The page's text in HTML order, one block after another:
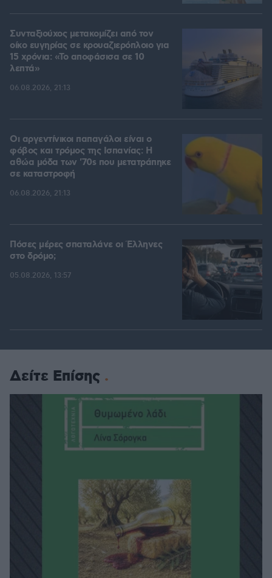
Συνταξιούχος μετακομίζει από τον
οίκο ευγηρίας σε κρουαζιερόπλοιο για
15 χρόνια: «Το αποφάσισα σε 10
λεπτά»
06.08.2026, 21:13
Οι αργεντίνικοι παπαγάλοι είναι ο
φόβος και τρόμος της Ισπανίας: Η
αθώα μόδα των '70s που μετατράπηκε
σε καταστροφή
06.08.2026, 21:13
Πόσες μέρες σπαταλάνε οι Έλληνες
στο δρόμο;
05.08.2026, 13:57
Δείτε Επίσης